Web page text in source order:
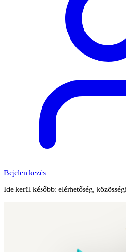
Bejelentkezés
Ide kerül később: elérhetőség,